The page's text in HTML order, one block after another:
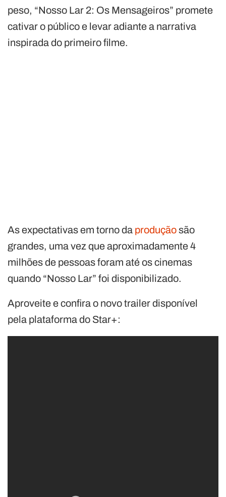
peso, “Nosso Lar 2: Os Mensageiros” promete
cativar o público e levar adiante a narrativa
inspirada do primeiro filme.
As expectativas em torno da produçãosão
grandes, uma vez que aproximadamente 4
milhões de pessoas foram até os cinemas
quando “Nosso Lar” foi disponibilizado.
Aproveite e confira o novo trailer disponível
pela plataforma do Star+: